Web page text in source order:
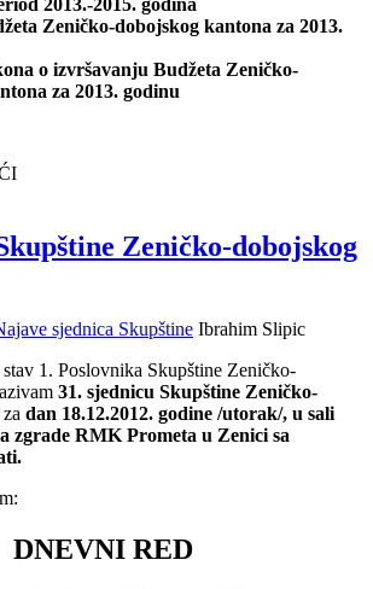
Zeničko-dobojskog kantona za 2013.
o izvršavanju Budžeta Zeničko-
za 2013. godinu
Zeničko-dobojskog
sjednica Skupštine Ibrahim Slipic
1. Poslovnika Skupštine Zeničko-
31. sjednicu Skupštine Zeničko-
za dan 18.12.2012. godine /utorak/, u sali
zgrade RMK Prometa u Zenici sa
DNEVNI RED